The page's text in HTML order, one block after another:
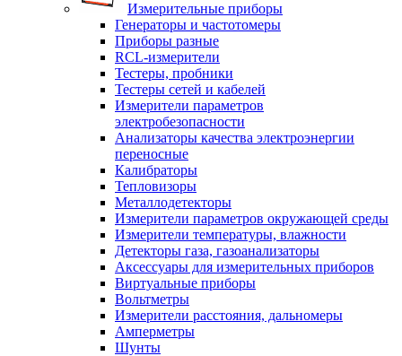
Измерительные приборы
Генераторы и частотомеры
Приборы разные
RCL-измерители
Тестеры, пробники
Тестеры сетей и кабелей
Измерители параметров
электробезопасности
Анализаторы качества электроэнергии
переносные
Калибраторы
Тепловизоры
Металлодетекторы
Измерители параметров окружающей среды
Измерители температуры, влажности
Детекторы газа, газоанализаторы
Аксессуары для измерительных приборов
Виртуальные приборы
Вольтметры
Измерители расстояния, дальномеры
Амперметры
Шунты